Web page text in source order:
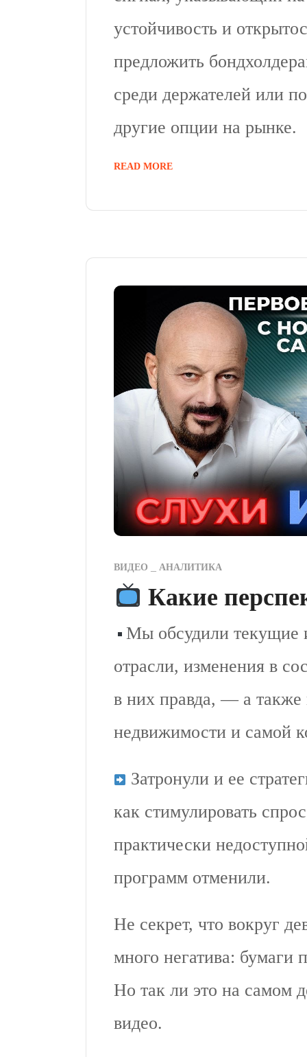
устойчивость и
предложить
среди держателей или
другие опции на рынке.
READ MORE
ВИДЕО АНАЛИТИКА
Какие
Мы обсудили текущие
отрасли, изменения в
в них правда, — а также
недвижимости и самой
Затронули и ее
как стимулировать
практически
программ отменили.
Не секрет, что вокруг
много негатива: бумаги
Но так ли это на самом
видео.